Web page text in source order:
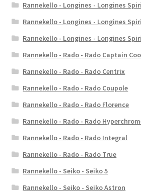
Rannekello - Longines - Longines
Rannekello - Longines - Longines
Rannekello - Longines - Longines
Rannekello - Rado - Rado Captain
Rannekello - Rado - Rado Centrix
Rannekello - Rado - Rado Coupole
Rannekello - Rado - Rado Florence
Rannekello - Rado - Rado
Rannekello - Rado - Rado Integral
Rannekello - Rado - Rado True
Rannekello - Seiko - Seiko 5
Rannekello - Seiko - Seiko Astron